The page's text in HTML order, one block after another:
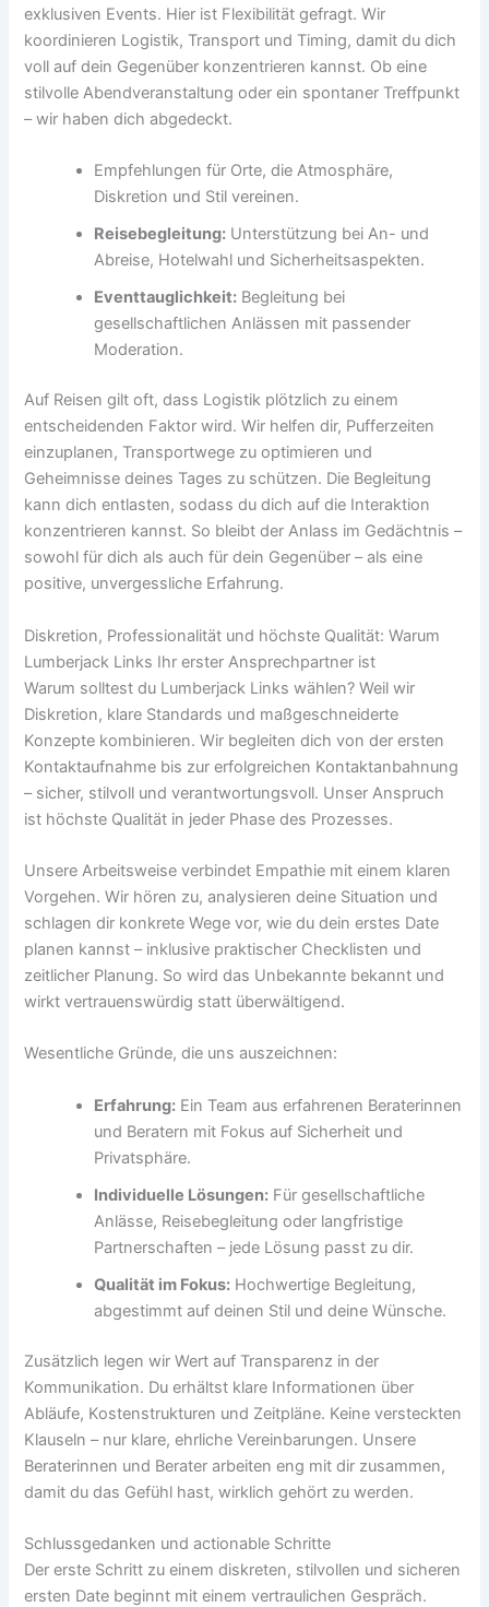
exklusiven Events. Hier ist Flexibilität gefragt. Wir
koordinieren Logistik, Transport und Timing, damit du dich
voll auf dein Gegenüber konzentrieren kannst. Ob eine
stilvolle Abendveranstaltung oder ein spontaner Treffpunkt
– wir haben dich abgedeckt.
Empfehlungen für Orte, die Atmosphäre,
Diskretion und Stil vereinen.
Reisebegleitung: Unterstützung bei An- und
Abreise, Hotelwahl und Sicherheitsaspekten.
Eventtauglichkeit: Begleitung bei
gesellschaftlichen Anlässen mit passender
Moderation.
Auf Reisen gilt oft, dass Logistik plötzlich zu einem
entscheidenden Faktor wird. Wir helfen dir, Pufferzeiten
einzuplanen, Transportwege zu optimieren und
Geheimnisse deines Tages zu schützen. Die Begleitung
kann dich entlasten, sodass du dich auf die Interaktion
konzentrieren kannst. So bleibt der Anlass im Gedächtnis –
sowohl für dich als auch für dein Gegenüber – als eine
positive, unvergessliche Erfahrung.
Diskretion, Professionalität und höchste Qualität: Warum
Lumberjack Links Ihr erster Ansprechpartner ist
Warum solltest du Lumberjack Links wählen? Weil wir
Diskretion, klare Standards und maßgeschneiderte
Konzepte kombinieren. Wir begleiten dich von der ersten
Kontaktaufnahme bis zur erfolgreichen Kontaktanbahnung
– sicher, stilvoll und verantwortungsvoll. Unser Anspruch
ist höchste Qualität in jeder Phase des Prozesses.
Unsere Arbeitsweise verbindet Empathie mit einem klaren
Vorgehen. Wir hören zu, analysieren deine Situation und
schlagen dir konkrete Wege vor, wie du dein erstes Date
planen kannst – inklusive praktischer Checklisten und
zeitlicher Planung. So wird das Unbekannte bekannt und
wirkt vertrauenswürdig statt überwältigend.
Wesentliche Gründe, die uns auszeichnen:
Erfahrung: Ein Team aus erfahrenen Beraterinnen
und Beratern mit Fokus auf Sicherheit und
Privatsphäre.
Individuelle Lösungen: Für gesellschaftliche
Anlässe, Reisebegleitung oder langfristige
Partnerschaften – jede Lösung passt zu dir.
Qualität im Fokus: Hochwertige Begleitung,
abgestimmt auf deinen Stil und deine Wünsche.
Zusätzlich legen wir Wert auf Transparenz in der
Kommunikation. Du erhältst klare Informationen über
Abläufe, Kostenstrukturen und Zeitpläne. Keine versteckten
Klauseln – nur klare, ehrliche Vereinbarungen. Unsere
Beraterinnen und Berater arbeiten eng mit dir zusammen,
damit du das Gefühl hast, wirklich gehört zu werden.
Schlussgedanken und actionable Schritte
Der erste Schritt zu einem diskreten, stilvollen und sicheren
ersten Date beginnt mit einem vertraulichen Gespräch.